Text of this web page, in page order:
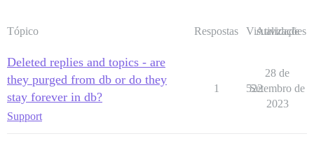
Tópico Respostas Visualizações
Atividade
Deleted replies and topics - are
they purged from db or do they
stay forever in db?
Support
1 522
28 de
Setembro de
2023